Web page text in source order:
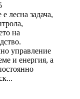
лесна задача,
на
управление
и енергия, а